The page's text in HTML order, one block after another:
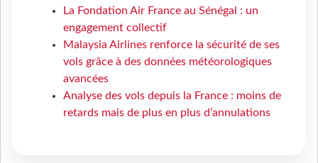
La Fondation Air France au Sénégal : un
engagement collectif
Malaysia Airlines renforce la sécurité de ses
vols grâce à des données météorologiques
avancées
Analyse des vols depuis la France : moins de
retards mais de plus en plus d’annulations